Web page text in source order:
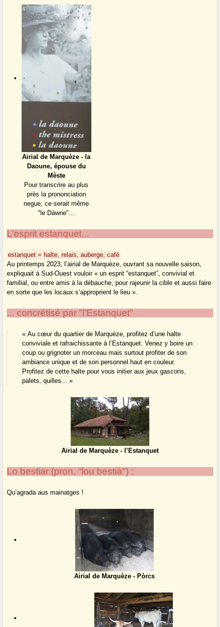
Airial de Marquèze - la
Daoune, épouse du
Mèste
Pour transcrire au plus
près la prononciation
negue, ce serait même
"le Dàwne"...
L’esprit estanquet...
estanquet = halte, relais, auberge, café
Au printemps 2023, l’airial de Marquèze, ouvrant sa nouvelle saison,
expliquait à Sud-Ouest vouloir « un esprit “estanquet”, convivial et
familial, ou entre amis à la débauche, pour rajeunir la cible et aussi faire
en sorte que les locaux s’approprient le lieu ».
... concrétisé par "l’Estanquet"
« Au cœur du quartier de Marquèze, profitez d’une halte
conviviale et rafraichissante à l’Estanquet. Venez y boire un
coup ou grignoter un morceau mais surtout profiter de son
ambiance unique et de son personnel haut en couleur.
Profitez de cette halte pour vous initier aux jeux gascons,
palets, quilles... »
Airial de Marquèze - l’Estanquet
Lo bestiar (pron. "lou bestià") :
Qu’agrada aus mainatges !
Airial de Marquèze - Pòrcs